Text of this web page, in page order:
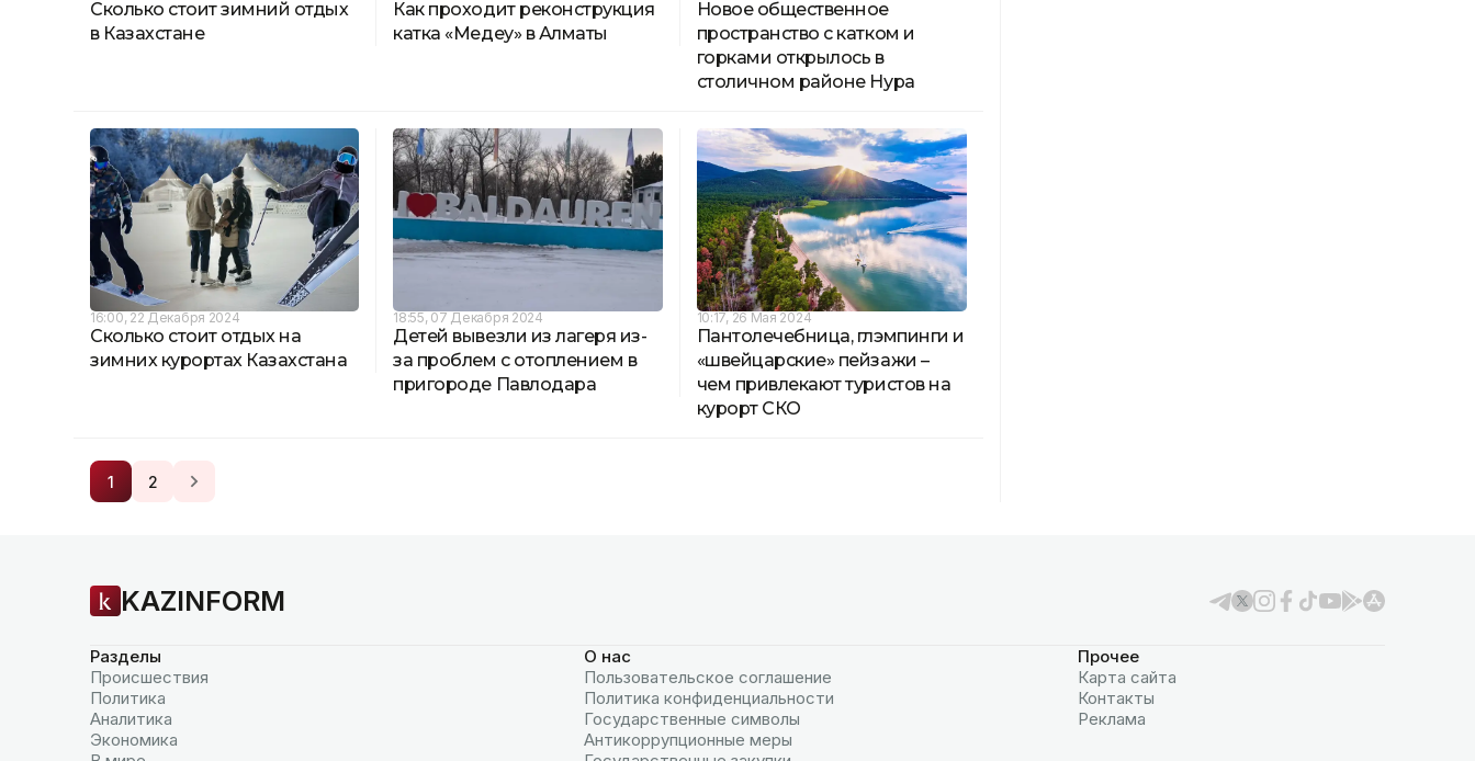
Сколько стоит зимний отдых
в Казахстане
Как проходит реконструкция
катка «Медеу» в Алматы
Новое общественное
пространство с катком и
горками открылось в
столичном районе Нура
16:00, 22 Декабря 2024
Сколько стоит отдых на
зимних курортах Казахстана
18:55, 07 Декабря 2024
Детей вывезли из лагеря из-
за проблем с отоплением в
пригороде Павлодара
10:17, 26 Мая 2024
Пантолечебница, глэмпинги и
«швейцарские» пейзажи –
чем привлекают туристов на
курорт СКО
1 2
KAZINFORM
Разделы
Происшествия
Политика
Аналитика
Экономика
О нас
Пользовательское соглашение
Политика конфиденциальности
Государственные символы
Антикоррупционные меры
Прочее
Карта сайта
Контакты
Реклама